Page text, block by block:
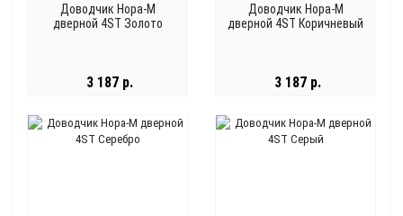
Доводчик Нора-М
дверной 4ST Золото
3 187 р.
Доводчик Нора-М
дверной 4ST Коричневый
3 187 р.